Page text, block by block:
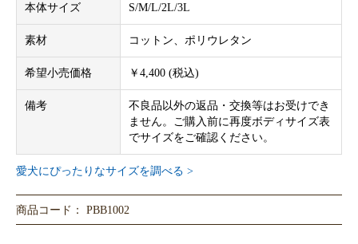
本体サイズ S/M/L/2L/3L
素材 コットン、ポリウレタン
希望小売価格 ￥4,400 (税込)
備考
不良品以外の返品・交換等はお受けでき
ません。ご購入前に再度ボディサイズ表
でサイズをご確認ください。
愛犬にぴったりなサイズを調べる >
商品コード： PBB1002